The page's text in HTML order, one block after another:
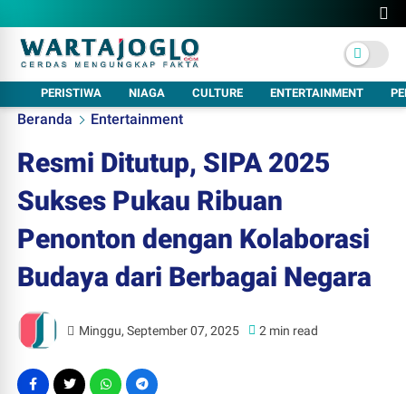
PERISTIWA NIAGA CULTURE ENTERTAINMENT
Beranda Entertainment
Resmi Ditutup, SIPA 2025
Sukses Pukau Ribuan
Penonton dengan Kolaborasi
Budaya dari Berbagai Negara
Minggu, September 07, 2025 2 min read